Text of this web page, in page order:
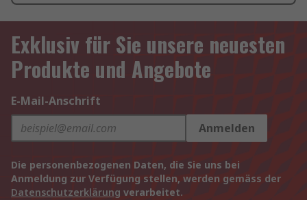
Exklusiv für Sie unsere neuesten
Produkte und Angebote
E-Mail-Anschrift
Anmelden
Die personenbezogenen Daten, die Sie uns bei
Anmeldung zur Verfügung stellen, werden gemäss der
Datenschutzerklärung verarbeitet.